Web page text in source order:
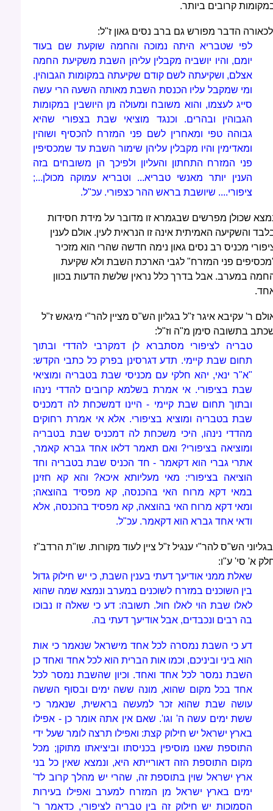
קרובים ביותר.
הדבר מפורש גם ברב נסים גאון ז"ל:
לפי שטבריא היתה נמוכה והחמה שוקעת שם בעוד
יומם, והיו יושביה מקבלין עליהן השבת משקיעת החמה
אצלם, ושקיעתה לשם קודם שקיעתה במקומות הגבוהין.
ומי שמקבל עליו הכנסת השבת מאותה השעה הרי עשה
סייג לעצמו, והוא משובח ומעולה מן היושבין במקומות
הגבוהין ובהרים. וכנגד מוציאי שבת בצפורי שהיא
גבוהה טפי ומאחרין לשם פני המזרח להכסיף ושוהין
ומאדימין והיו מקבלין עליהן שימור השבת עד שמכסיפין
פני המזרח התחתון והעליון ולפיכך הן משובחים בזה
הענין יותר מאנשי טבריא... וטבריא עמוקה מכולן...;
ציפורי.... שיושבת בראש ההר כצפורי. עכ"ל.
שכולן מפרשים שבגמרא זו מדובר על מידת חסידות
והשקיעה האמיתית אינה זו הנראית לעין. אולם לענין
מכניס רב נסים גאון נימה חדשה שהרי הוא מזכיר
פני המזרח" לגבי הארכת השבת ולא שקיעת
במערב. אבל בדרך כלל נראין שלשת הדעות בכוון
ר' עקיבא איגר ז"ל בגליון הש"ס מציין להר"י מיגאש ז"ל
בתשובה סימן מ"ה וז"ל:
טבריה לציפורי מסתברא לן דמקרבי להדדי ובתוך
תחום שבת קיימי. תדע דגרסינן בפרק כל כתבי הקדש:
"א"ר ינאי, יהא חלקי עם מכניסי שבת בטבריה ומוציאי
שבת בציפורי. אי אמרת בשלמא קרובים להדדי נינהו
ובתוך תחום שבת קיימי - היינו דמשכחת לה דמכניס
שבת בטבריה ומוציא בציפורי. אלא אי אמרת רחוקים
מהדדי נינהו, היכי משכחת לה דמכניס שבת בטבריה
ומוציאה בציפורי? ואם תאמר דלאו אחד גברא קאמר,
אתרי גברי הוא דקאמר - חד הכניס שבת בטבריה וחד
הוציאה בציפורי: מאי מעליותא איכא? והא קא חזינן
במאי דקא מרוח האי בהכנסה, קא מפסיד בהוצאה;
ומאי דקא מרוח האי בהוצאה, קא מפסיד בהכנסה, אלא
ודאי אחד גברא הוא דקאמר. עכ"ל.
הש"ס להר"י ענגיל ז"ל ציין לעוד מקורות. שו"ת הרדב"ז
א' סי' ע"ו:
שאלת ממני אודיעך דעתי בענין השבת, כי יש חילוק גדול
בין השוכנים במזרח לשוכנים במערב ונמצא שמה שהוא
לאלו שבת הוי לאלו חול. תשובה: דע כי שאלה זו נבוכו
בה רבים ונכבדים, אבל אודיעך דעתי בה.
דע כי השבת נמסרה לכל אחד מישראל שנאמר כי אות
הוא ביני וביניכם, וכמו אות הברית הוא לכל אחד ואחד כן
השבת נמסר לכל אחד ואחד. וכיון שהשבת נמסר לכל
אחד בכל מקום שהוא, מונה ששה ימים ובסוף הששה
עושה שבת שהוא זכר למעשה בראשית, שנאמר כי
ששת ימים עשה ה' וגו'. שאם אין אתה אומר כן - אפילו
בארץ ישראל יש חילוק קצת: ואפילו תרצה לומר שעל ידי
התוספת שאנו מוסיפין בכניסתו וביציאתו מתוקן; מכל
מקום התוספת הזה דאורייתא היא, ונמצא שאין כל בני
ארץ ישראל שוין בתוספת זה, שהרי יש מהלך קרוב לד'
ימים בארץ ישראל מן המזרח למערב ואפילו בעירות
הסמוכות יש חילוק זה בין טבריה לציפורי, כדאמר ר'